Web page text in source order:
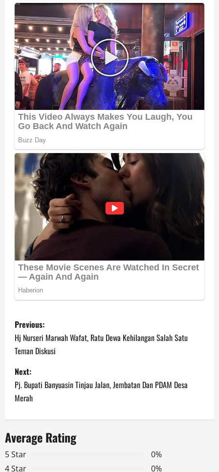
P
o
s
t
n
a
v
i
Previous:
Hj Nurseri Marwah Wafat, Ratu Dewa Kehilangan Salah Satu
Teman Diskusi
Next:
Pj. Bupati Banyuasin Tinjau Jalan, Jembatan Dan PDAM Desa
Merah
Average Rating
5 Star
0%
4 Star
0%